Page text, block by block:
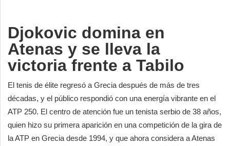
Djokovic domina en
Atenas y se lleva la
victoria frente a Tabilo
El tenis de élite regresó a Grecia después de más de tres
décadas, y el público respondió con una energía vibrante en el
ATP 250. El centro de atención fue un tenista serbio de 38 años,
quien hizo su primera aparición en una competición de la gira de
la ATP en Grecia desde 1994, y que ahora considera a Atenas